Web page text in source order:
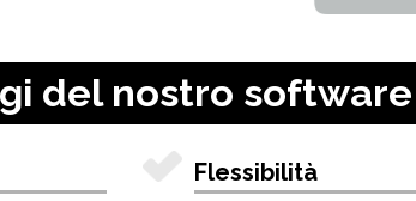
del nostro software
Flessibilità